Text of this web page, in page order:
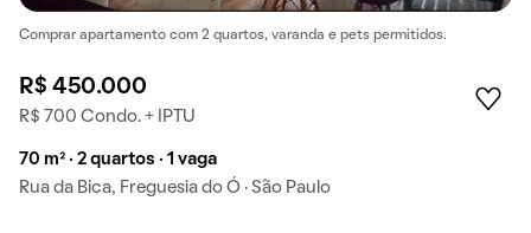
Comprar apartamento com 2 quartos, varanda e pets permitidos.
R$ 450.000
R$ 700 Condo. + IPTU
70 m² · 2 quartos · 1 vaga
Rua da Bica, Freguesia do Ó · São Paulo